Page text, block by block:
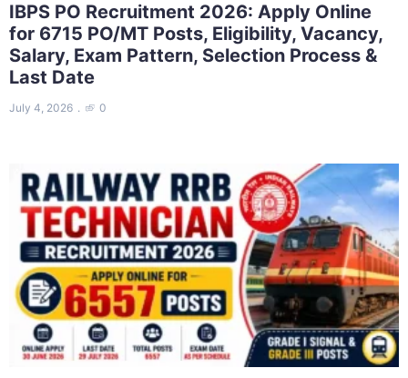
IBPS PO Recruitment 2026: Apply Online
for 6715 PO/MT Posts, Eligibility, Vacancy,
Salary, Exam Pattern, Selection Process &
Last Date
July 4, 2026 0